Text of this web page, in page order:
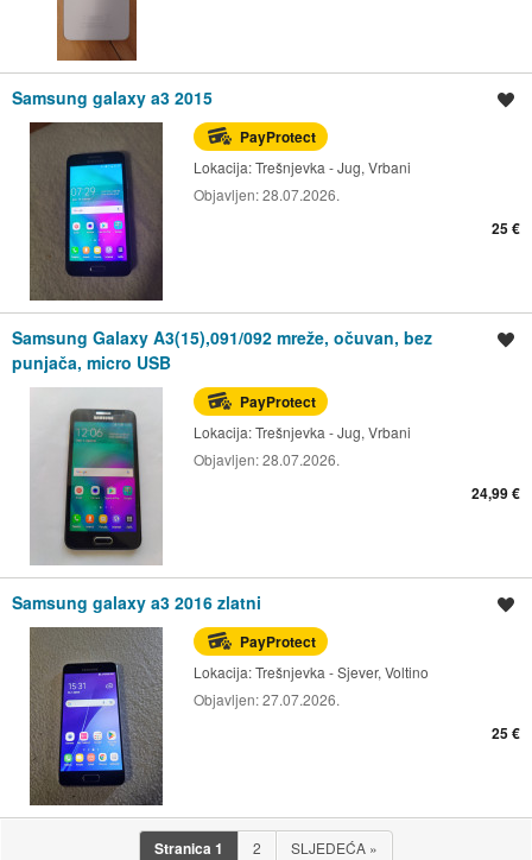
Samsung galaxy a3 2015
PayProtect
Lokacija:Trešnjevka - Jug, Vrbani
Objavljen:28.07.2026.
25 €
Samsung Galaxy A3(15),091/092 mreže, očuvan, bez
punjača, micro USB
PayProtect
Lokacija:Trešnjevka - Jug, Vrbani
Objavljen:28.07.2026.
24,99 €
Samsung galaxy a3 2016 zlatni
PayProtect
Lokacija:Trešnjevka - Sjever, Voltino
Objavljen:27.07.2026.
25 €
Stranica1 2 SLJEDEĆA »